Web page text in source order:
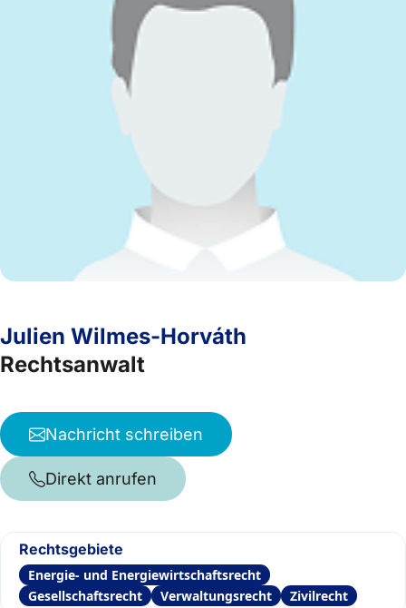
Julien Wilmes-Horváth
Rechtsanwalt
Nachricht schreiben
Direkt anrufen
Rechtsgebiete
Energie- und Energiewirtschaftsrecht
Gesellschaftsrecht
Verwaltungsrecht Zivilrecht